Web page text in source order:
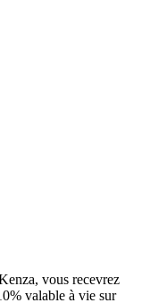
vous recevrez
valable à vie sur